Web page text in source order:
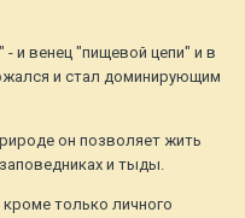
и венец "пищевой цепи" и в
и стал доминирующим
он позволяет жить
и тыды.
только личного